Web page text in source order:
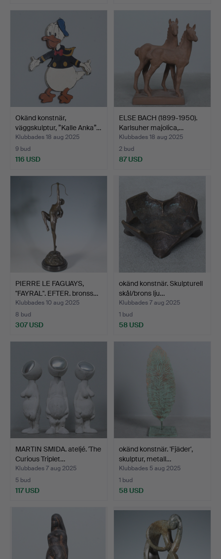
Okänd konstnär,
väggskulptur, ”Kalle Anka”…
Klubbades 18 aug 2025
9 bud
116 USD
ELSE BACH (1899-1950).
Karlsuher majolica,…
Klubbades 18 aug 2025
2 bud
87 USD
PIERRE LE FAGUAYS,
"FAYRAL". EFTER. bronss…
Klubbades 10 aug 2025
8 bud
307 USD
okänd konstnär. Skulpturell
skål/brons lju…
Klubbades 7 aug 2025
1 bud
58 USD
MARTIN SMIDA. ateljé. 'The
Curious Triplet…
Klubbades 7 aug 2025
5 bud
117 USD
okänd konstnär. 'Fjäder',
skulptur, metall…
Klubbades 5 aug 2025
1 bud
58 USD